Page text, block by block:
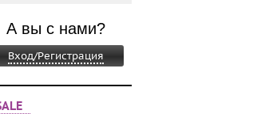
А вы с нами?
Вход/Регистрация